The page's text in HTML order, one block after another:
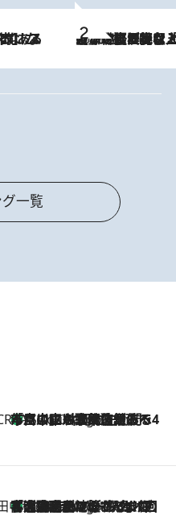
2026.8.5
【なぜ吉沢亮は「気配を消せる」のか？】興行収入208億の『国宝』を経て挑むミュージカル『ディア・エヴァン・ハンセン』。トップ俳優が舞台上でさらけ出した“孤独”とは
一覧
CHOICE
4 Hours Ago
「立川にも歌舞伎があるんだよ」 片岡仁左衛門・市川中車ら豪華座組みで4年目の立川立飛歌舞伎へ
中稲の勝手に再ブーム
9 Hours Ago
「湘南乃風に憧れて」観客大盛上がりの“タオル回し”に、ラッパー顔負けの高速歌唱まで…さだまさし（74）のアグレッシブすぎる現在地